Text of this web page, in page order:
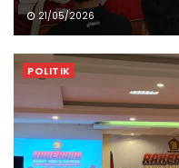
21/05/2026
POLITIK